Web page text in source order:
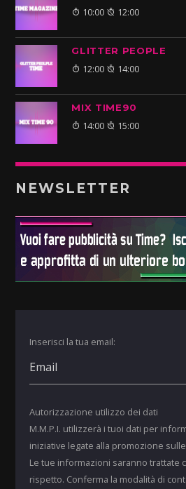
10:00 12:00
GLITTER PEOPLE
12:00 14:00
MIX TIME90
14:00 15:00
NEWSLETTER
Inserisci la tua email:
Autorizzazione utilizzo dei dati
M.M.P.I. utilizzerà i tuoi dati per
iniziative legate alla promozione
Le tue informazioni saranno trattate
rispetto. Conferma la modalità di